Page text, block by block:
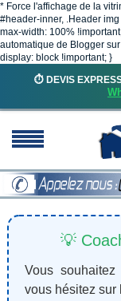
* Force l'affichage de la
#header-inner, .Header
max-width: 100%
automatique de Blogger
display: block !important; }
⏱️ DEVIS
💡
Vous
vous hésitez sur